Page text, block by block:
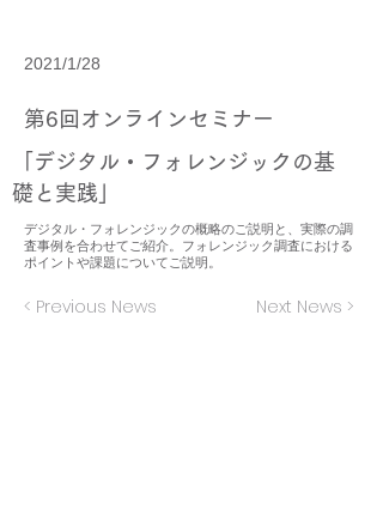
2021/1/28
第6回オンラインセミナー
「デジタル・フォレンジックの基
礎と実践」
デジタル・フォレンジックの概略のご説明と、実際の調
査事例を合わせてご紹介。フォレンジック調査における
ポイントや課題についてご説明。
< Previous News Next News >